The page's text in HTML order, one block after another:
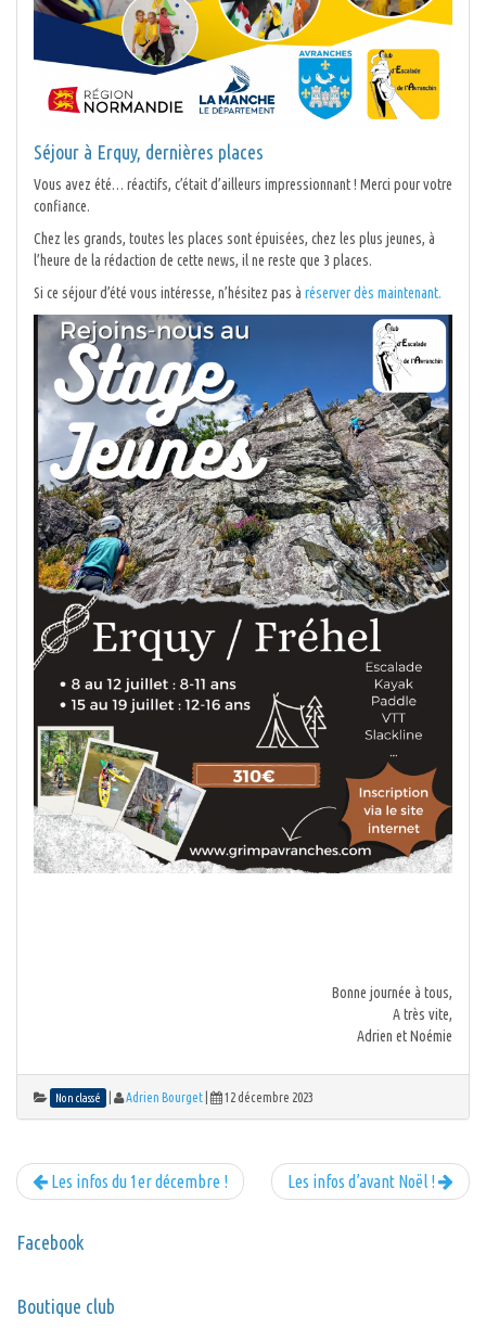
Séjour à Erquy, dernières places
Vous avez été… réactifs, c’était d’ailleurs impressionnant ! Merci pour votre
confiance.
Chez les grands, toutes les places sont épuisées, chez les plus jeunes, à
l’heure de la rédaction de cette news, il ne reste que 3 places.
Si ce séjour d’été vous intéresse, n’hésitez pas à réserver dès maintenant.
Bonne journée à tous,
A très vite,
Adrien et Noémie
Non classé Adrien Bourget 12 décembre 2023
Les infos d’avant Noël !
Les infos du 1er décembre !
Facebook
Boutique club